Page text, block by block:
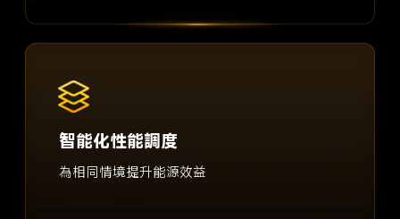
智能化性能調度
為相同情境提升能源效益